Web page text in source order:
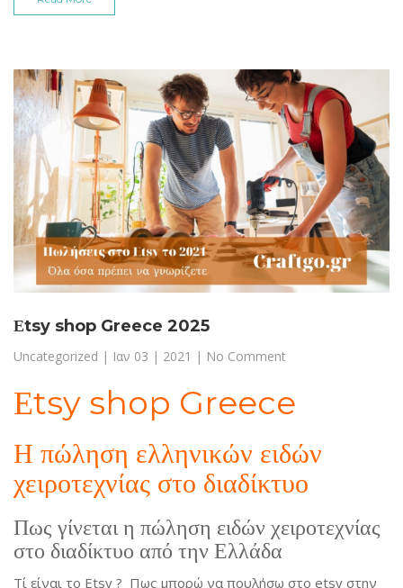
Εtsy shop Greece 2025
Uncategorized | Ιαν 03 | 2021 | No Comment
Εtsy shop Greece
Η πώληση ελληνικών ειδών
χειροτεχνίας στο διαδίκτυο
Πως γίνεται η πώληση ειδών χειροτεχνίας
στο διαδίκτυο από την Ελλάδα
Τί είναι το Εtsy ? Πως μπορώ να πουλήσω στο etsy στην